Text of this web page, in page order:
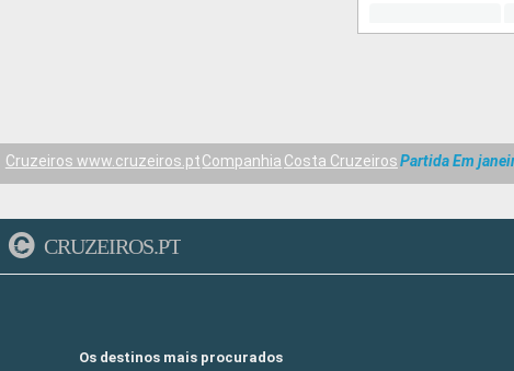
Cruzeiros www.cruzeiros.ptCompanhia Costa CruzeirosPartida Em
CRUZEIROS.PT
Os destinos mais procurados